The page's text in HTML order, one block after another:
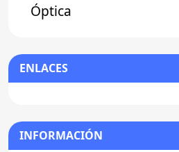
Óptica
ENLACES
INFORMACIÓN